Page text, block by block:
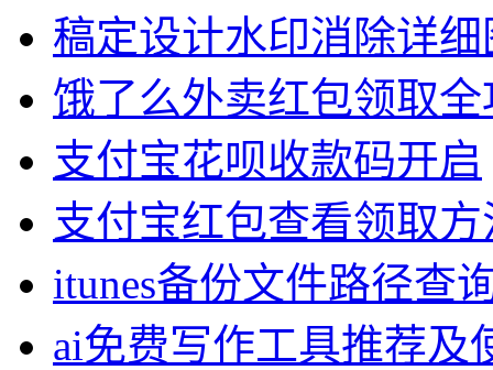
稿定设计水印消除详
饿了么外卖红包领取全
支付宝花呗收款码开启
支付宝红包查看领取
itunes备份文件路径查
ai免费写作工具推荐及